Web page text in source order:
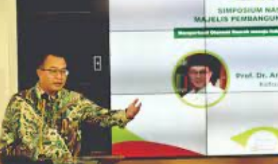
Ekspor, dan Hilirisasi
Kebijakan Strategis Pemerintah Topang Kenaikan PMI
Distribusi Buku Harus Dibarengi dengan Gerakan Penguatan
Waketum MUI Dukung Perampasan Aset Koruptor
Membebaskan sektor Riil dari Tekanan Merawat
Media Guangzhou Hadapi Generasi Digital
Bamsoet Ingatkan Industri Rumah Sakit Harus Adaptif